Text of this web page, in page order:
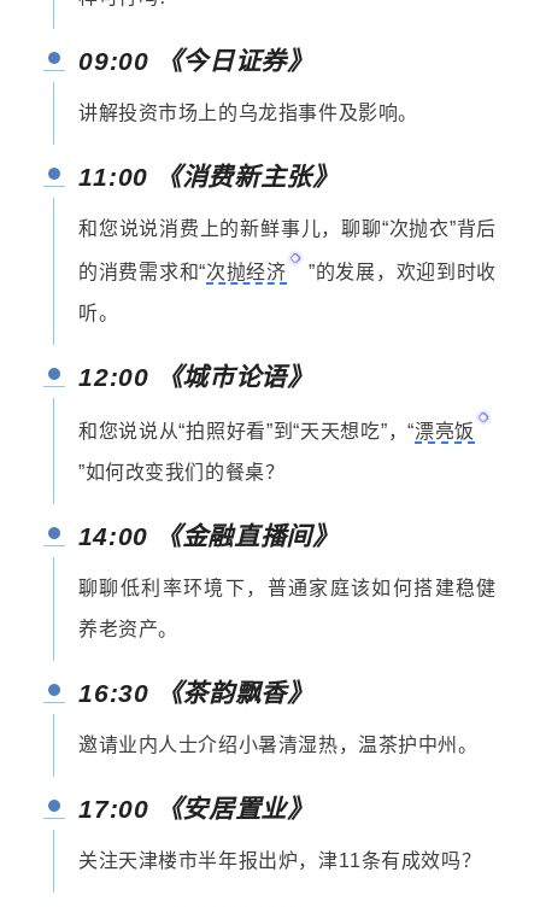
09:00 《今日证券》
讲解投资市场上的乌龙指事件及影响。
11:00 《消费新主张》
和您说说消费上的新鲜事儿，聊聊“次抛衣”背后
的消费需求和“次抛经济
”的发展，欢迎到时收
听。
12:00 《城市论语》
和您说说从“拍照好看”到“天天想吃”，“漂亮饭
”如何改变我们的餐桌？
14:00 《金融直播间》
聊聊低利率环境下，普通家庭该如何搭建稳健
养老资产。
16:30 《茶韵飘香》
邀请业内人士介绍小暑清湿热，温茶护中州。
17:00 《安居置业》
关注天津楼市半年报出炉，津11条有成效吗？